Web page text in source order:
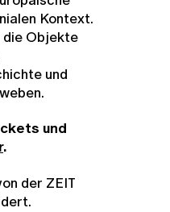
Kontext.
die Objekte
und
und
.
der ZEIT